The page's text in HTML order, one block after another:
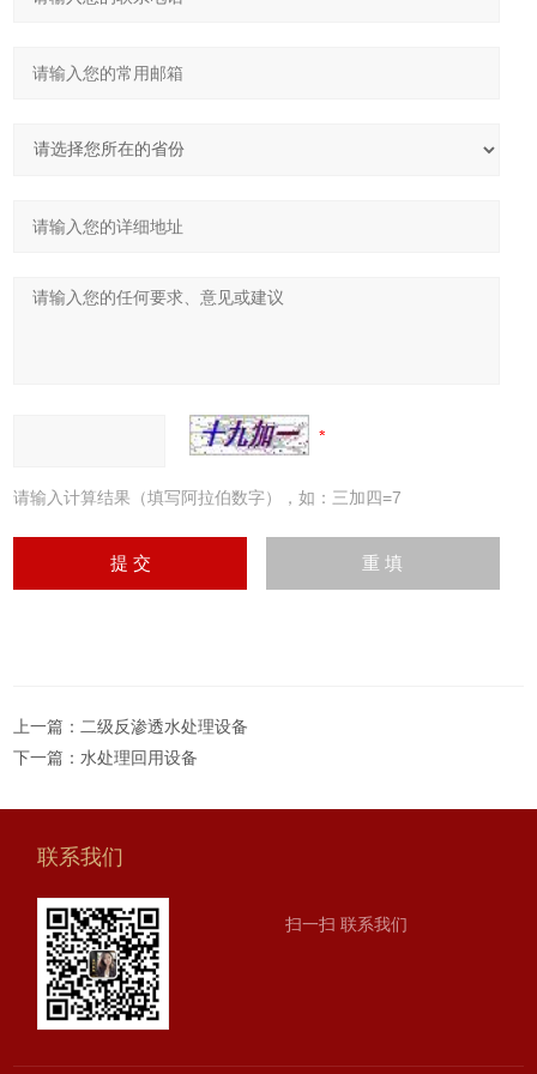
请输入计算结果（填写阿拉伯数字），如：三加四=7
上一篇：二级反渗透水处理设备
下一篇：水处理回用设备
联系我们
扫一扫 联系我们